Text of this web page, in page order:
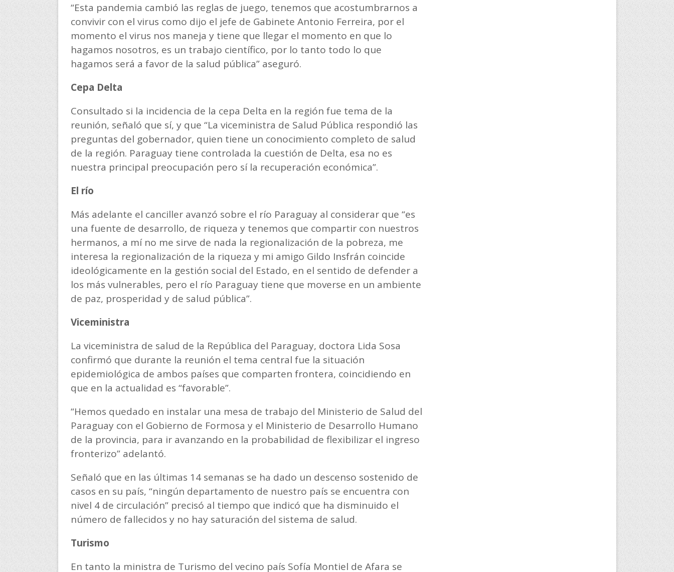
“Esta pandemia cambió las reglas de juego, tenemos que acostumbrarnos a
convivir con el virus como dijo el jefe de Gabinete Antonio Ferreira, por el
momento el virus nos maneja y tiene que llegar el momento en que lo
hagamos nosotros, es un trabajo científico, por lo tanto todo lo que
hagamos será a favor de la salud pública” aseguró.
Cepa Delta
Consultado si la incidencia de la cepa Delta en la región fue tema de la
reunión, señaló que sí, y que “La viceministra de Salud Pública respondió las
preguntas del gobernador, quien tiene un conocimiento completo de salud
de la región. Paraguay tiene controlada la cuestión de Delta, esa no es
nuestra principal preocupación pero sí la recuperación económica”.
El río
Más adelante el canciller avanzó sobre el río Paraguay al considerar que “es
una fuente de desarrollo, de riqueza y tenemos que compartir con nuestros
hermanos, a mí no me sirve de nada la regionalización de la pobreza, me
interesa la regionalización de la riqueza y mi amigo Gildo Insfrán coincide
ideológicamente en la gestión social del Estado, en el sentido de defender a
los más vulnerables, pero el río Paraguay tiene que moverse en un ambiente
de paz, prosperidad y de salud pública”.
Viceministra
La viceministra de salud de la República del Paraguay, doctora Lida Sosa
confirmó que durante la reunión el tema central fue la situación
epidemiológica de ambos países que comparten frontera, coincidiendo en
que en la actualidad es “favorable”.
“Hemos quedado en instalar una mesa de trabajo del Ministerio de Salud del
Paraguay con el Gobierno de Formosa y el Ministerio de Desarrollo Humano
de la provincia, para ir avanzando en la probabilidad de flexibilizar el ingreso
fronterizo” adelantó.
Señaló que en las últimas 14 semanas se ha dado un descenso sostenido de
casos en su país, “ningún departamento de nuestro país se encuentra con
nivel 4 de circulación” precisó al tiempo que indicó que ha disminuido el
número de fallecidos y no hay saturación del sistema de salud.
Turismo
En tanto la ministra de Turismo del vecino país Sofía Montiel de Afara se